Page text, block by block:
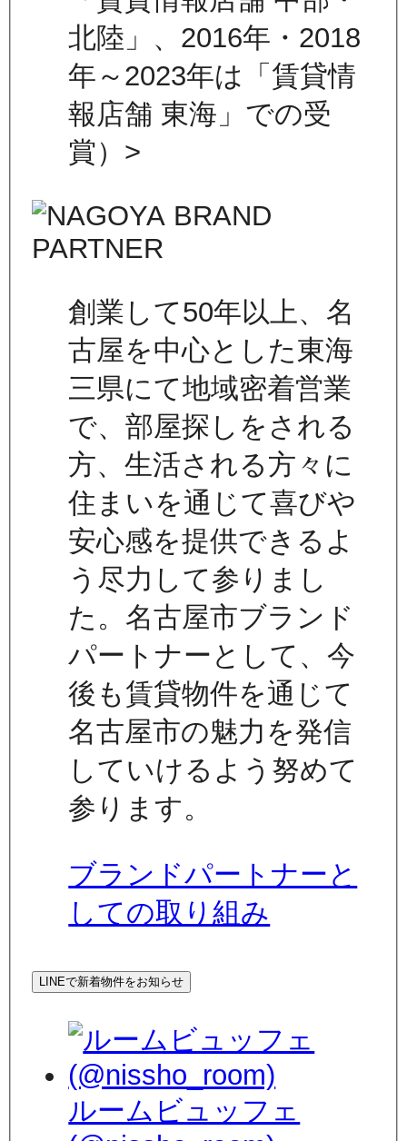
北陸」、2016年・2018
年～2023年は「賃貸情
報店舗 東海」での受
賞）>
創業して50年以上、名
古屋を中心とした東海
三県にて地域密着営業
で、部屋探しをされる
方、生活される方々に
住まいを通じて喜びや
安心感を提供できるよ
う尽力して参りまし
た。名古屋市ブランド
パートナーとして、今
後も賃貸物件を通じて
名古屋市の魅力を発信
していけるよう努めて
参ります。
ブランドパートナーと
しての取り組み
LINEで新着物件をお知らせ
ルームビュッフェ